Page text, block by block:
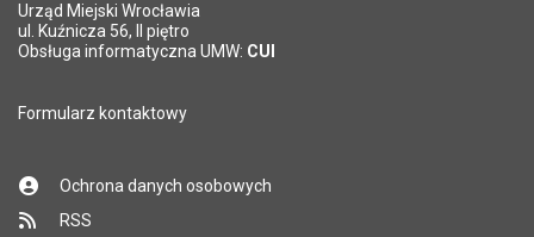
Urząd Miejski Wrocławia
ul. Kuźnicza 56, II piętro
Obsługa informatyczna UMW: CUI
Formularz kontaktowy
Ochrona danych osobowych
RSS